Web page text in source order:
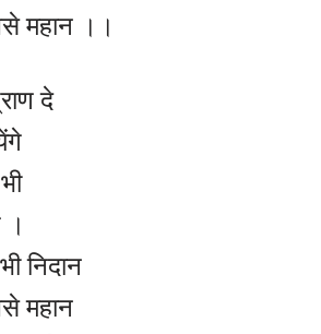
महान ।।
दे
।
निदान
महान